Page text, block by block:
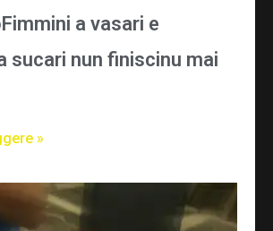
a vasari e
sucari nun finiscinu mai
»